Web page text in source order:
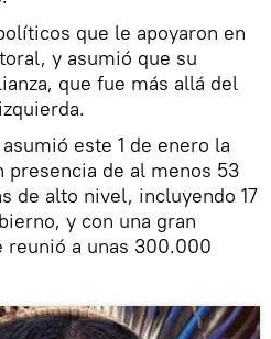
que le apoyaron en
y asumió que su
que fue más allá del
este 1 de enero la
presencia de al menos 53
de alto nivel, incluyendo 17
y con una gran
reunió a unas 300.000